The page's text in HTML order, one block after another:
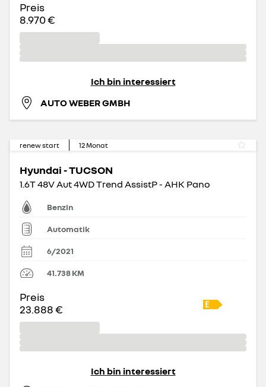
Preis
8.970 €
Ich bin interessiert
AUTO WEBER GMBH
renew start 12Monat
Hyundai - TUCSON
1.6T 48V Aut 4WD Trend AssistP - AHK Pano
Benzin
Automatik
6/2021
41.738KM
Preis
23.888 €
Ich bin interessiert